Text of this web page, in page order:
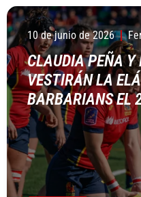
10 de junio de 2026
CLAUDIA PEÑA Y
VESTIRÁN LA
BARBARIANS EL